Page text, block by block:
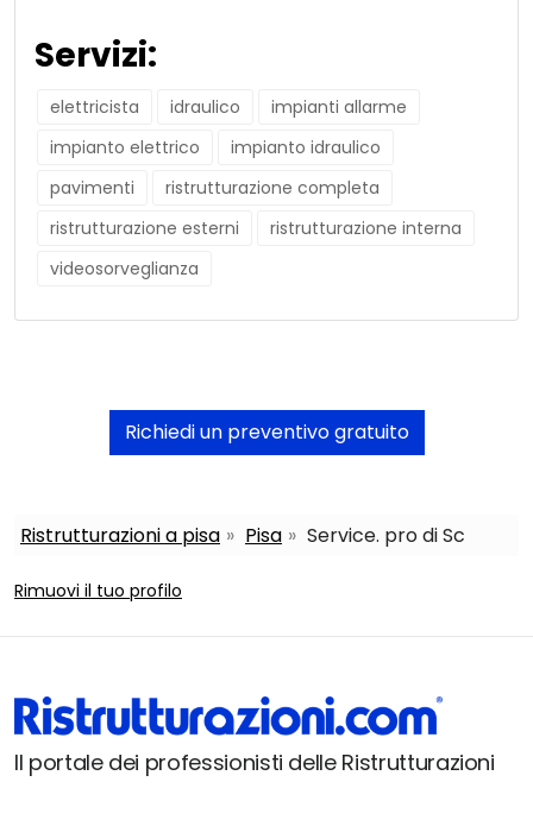
Servizi:
elettricista idraulico
impianti allarme
impianto elettrico
impianto idraulico
pavimenti
ristrutturazione completa
ristrutturazione esterni
ristrutturazione interna
videosorveglianza
Richiedi un preventivo gratuito
Ristrutturazioni a pisa Pisa Service. pro di Sc
Rimuovi il tuo profilo
Il portale dei professionisti delle Ristrutturazioni